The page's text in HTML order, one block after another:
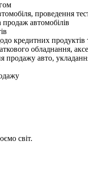
проведення
продаж автомобілів
кредитних продуктів
обладнання,
продажу авто,
світ.